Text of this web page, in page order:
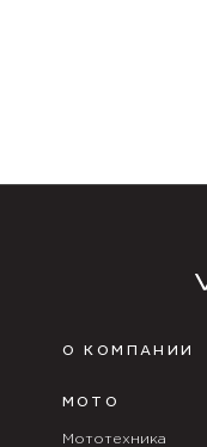
О КОМПАНИИ
МОТО
Мототехника